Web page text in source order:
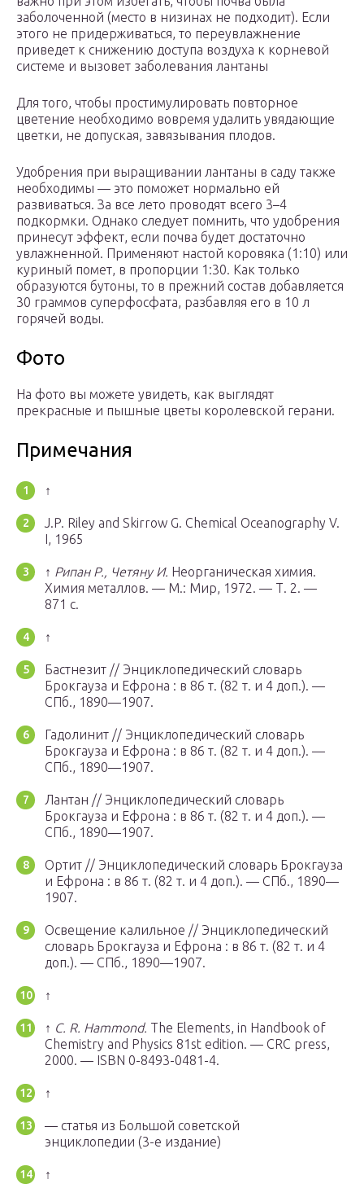
заболоченной (место в низинах не подходит). Если
этого не придерживаться, то переувлажнение
приведет к снижению доступа воздуха к корневой
системе и вызовет заболевания лантаны
Для того, чтобы простимулировать повторное
цветение необходимо вовремя удалить увядающие
цветки, не допуская, завязывания плодов.
Удобрения при выращивании лантаны в саду также
необходимы — это поможет нормально ей
развиваться. За все лето проводят всего 3–4
подкормки. Однако следует помнить, что удобрения
принесут эффект, если почва будет достаточно
увлажненной. Применяют настой коровяка (1:10) или
куриный помет, в пропорции 1:30. Как только
образуются бутоны, то в прежний состав добавляется
30 граммов суперфосфата, разбавляя его в 10 л
горячей воды.
Фото
На фото вы можете увидеть, как выглядят
прекрасные и пышные цветы королевской герани.
Примечания
↑
J.P. Riley and Skirrow G. Chemical Oceanography V.
I, 1965
↑ Рипан Р., Четяну И. Неорганическая химия.
Химия металлов. — М.: Мир, 1972. — Т. 2. —
871 с.
↑
Бастнезит // Энциклопедический словарь
Брокгауза и Ефрона : в 86 т. (82 т. и 4 доп.). —
СПб., 1890—1907.
Гадолинит // Энциклопедический словарь
Брокгауза и Ефрона : в 86 т. (82 т. и 4 доп.). —
СПб., 1890—1907.
Лантан // Энциклопедический словарь
Брокгауза и Ефрона : в 86 т. (82 т. и 4 доп.). —
СПб., 1890—1907.
Ортит // Энциклопедический словарь Брокгауза
и Ефрона : в 86 т. (82 т. и 4 доп.). — СПб., 1890—
1907.
Освещение калильное // Энциклопедический
словарь Брокгауза и Ефрона : в 86 т. (82 т. и 4
доп.). — СПб., 1890—1907.
↑
↑ C. R. Hammond. The Elements, in Handbook of
Chemistry and Physics 81st edition. — CRC press,
2000. — ISBN 0-8493-0481-4.
↑
— статья из Большой советской
энциклопедии (3-е издание)
↑